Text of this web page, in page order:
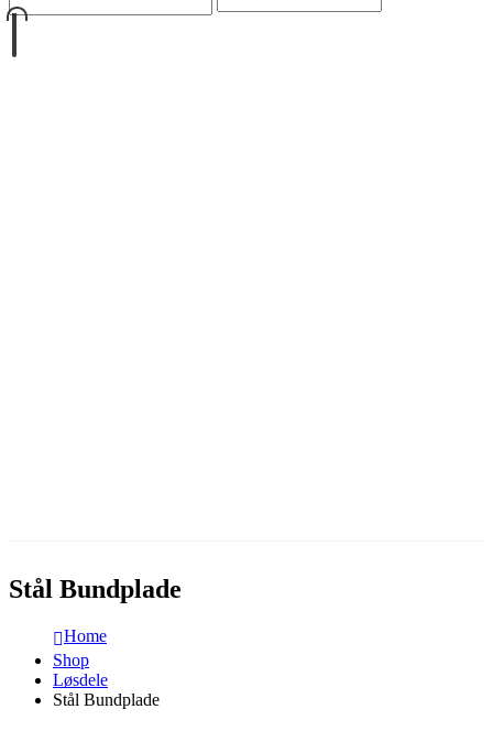
Stål Bundplade
Home
Shop
Løsdele
Stål Bundplade